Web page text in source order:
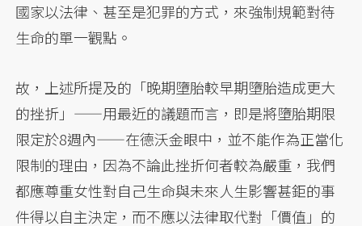
國家以法律、甚至是犯罪的方式，來強制規範對待
生命的單一觀點。
故，上述所提及的「晚期墮胎較早期墮胎造成更大
的挫折」——用最近的議題而言，即是將墮胎期限
限定於8週內——在德沃金眼中，並不能作為正當化
限制的理由，因為不論此挫折何者較為嚴重，我們
都應尊重女性對自己生命與未來人生影響甚鉅的事
件得以自主決定，而不應以法律取代對「價值」的